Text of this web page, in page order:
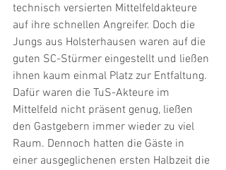
technisch versierten Mittelfeldakteure
auf ihre schnellen Angreifer. Doch die
Jungs aus Holsterhausen waren auf die
guten SC-Stürmer eingestellt und ließen
ihnen kaum einmal Platz zur Entfaltung.
Dafür waren die TuS-Akteure im
Mittelfeld nicht präsent genug, ließen
den Gastgebern immer wieder zu viel
Raum. Dennoch hatten die Gäste in
einer ausgeglichenen ersten Halbzeit die